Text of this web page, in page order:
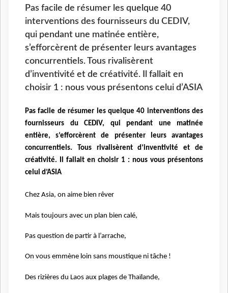
Pas facile de résumer les quelque 40
interventions des fournisseurs du CEDIV,
qui pendant une matinée entière,
s’efforcèrent de présenter leurs avantages
concurrentiels. Tous rivalisèrent
d’inventivité et de créativité. Il fallait en
choisir 1 : nous vous présentons celui d’ASIA
Pas facile de résumer les quelque 40 interventions des
fournisseurs du CEDIV, qui pendant une matinée
entière, s’efforcèrent de présenter leurs avantages
concurrentiels. Tous rivalisèrent d’inventivité et de
créativité. Il fallait en choisir 1 : nous vous présentons
celui d’ASIA
Chez Asia, on aime bien rêver
Mais toujours avec un plan bien calé,
Pas question de partir à l’arrache,
On vous emmène loin sans moustique ni tâche !
Des rizières du Laos aux plages de Thaïlande,